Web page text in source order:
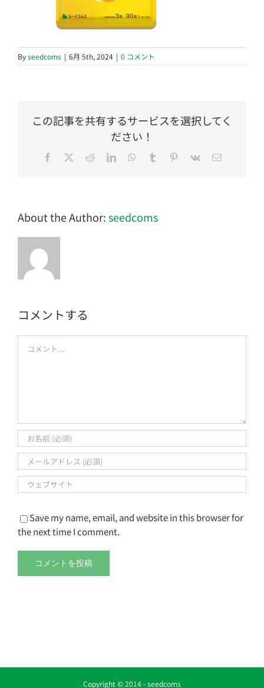
Byseedcoms | 6月 5th, 2024 | 0 コメント
この記事を共有するサービスを選択してく
ださい！
Facebook
TwitterRedditLinkedInWhatsApp
Tumblr Pinterest
Vk
電
About the Author:seedcoms
コメントする
Save my name, email, and website in this browser for
the next time I comment.
Copyright © 2014 -seedcoms